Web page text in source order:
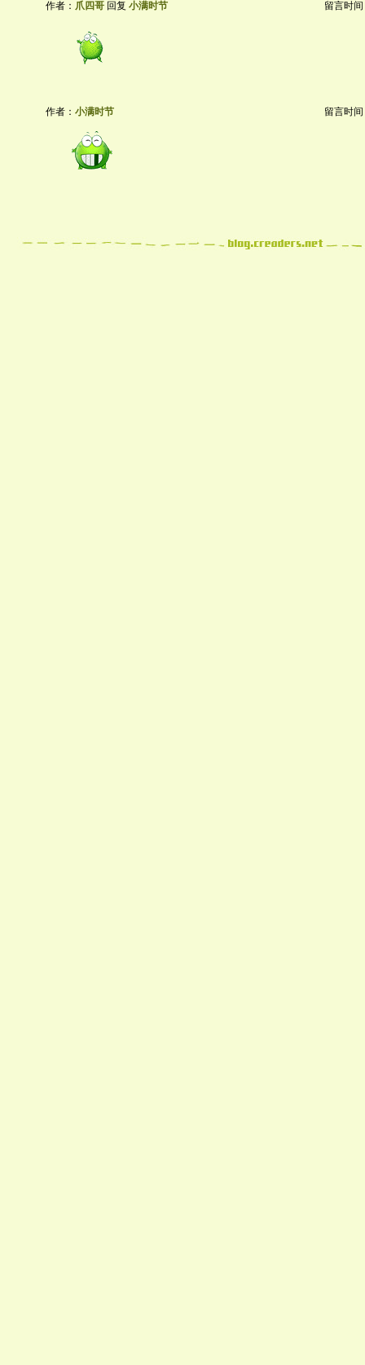
作者： 爪四哥 回复 小满时节 留言时间
作者： 小满时节 留言时间